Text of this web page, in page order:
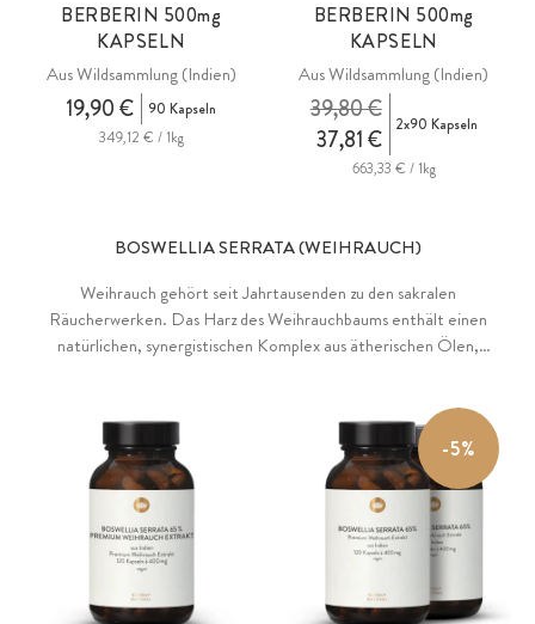
BERBERIN 500mg
KAPSELN
Aus Wildsammlung (Indien)
19,90 €
90 Kapseln
349,12 € / 1kg
BERBERIN 500mg
KAPSELN
Aus Wildsammlung (Indien)
37,81 €
39,80 € 2x90 Kapseln
663,33 € / 1kg
BOSWELLIA SERRATA (WEIHRAUCH)
Weihrauch gehört seit Jahrtausenden zu den sakralen
Räucherwerken. Das Harz des Weihrauchbaums enthält einen
natürlichen, synergistischen Komplex aus ätherischen Ölen,
an Stamm und Ästen versiegelt.
-5%